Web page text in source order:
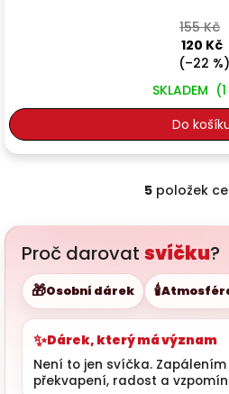
155 Kč
120 Kč
(–22 %)
SKLADEM
Do
5 položek
Proč darovat svíčku?
🎁Osobní dárek 🕯️
✨Dárek, který má význam
Není to jen svíčka.
překvapení, radost a